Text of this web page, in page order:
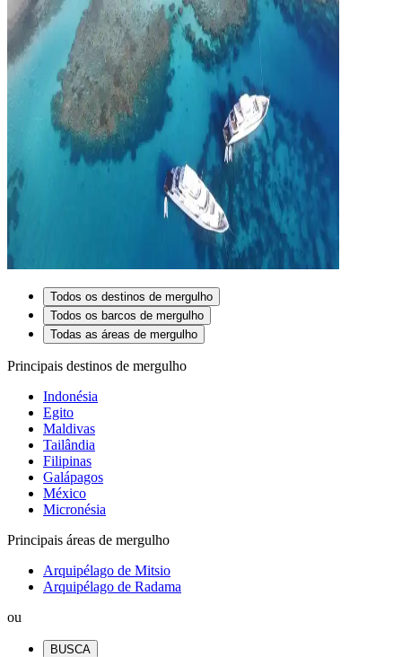
Todos os destinos de mergulho
Todos os barcos de mergulho
Todas as áreas de mergulho
Principais destinos de mergulho
Indonésia
Egito
Maldivas
Tailândia
Filipinas
Galápagos
México
Micronésia
Principais áreas de mergulho
Arquipélago de Mitsio
Arquipélago de Radama
ou
BUSCA